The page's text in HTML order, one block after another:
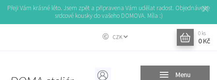
Přeji Vám krásné léto. Jsem zpět a připravena Vám udělat radost. Objednávejte
srdcové kousky do vašeho DOMOVA. Míla :)
Menu
CZK
0 ks
0 Kč